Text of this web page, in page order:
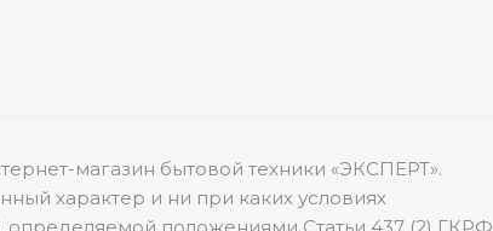
магазин бытовой техники «ЭКСПЕРТ».
характер и ни при каких условиях